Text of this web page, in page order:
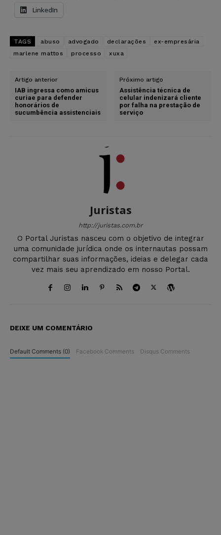
LinkedIn
TAGS abuso advogado declarações
ex-empresária
marlene mattos
processo xuxa
Artigo anterior
IAB ingressa como amicus
curiae para defender
honorários de
sucumbência assistenciais
Próximo artigo
Assistência técnica de
celular indenizará cliente
por falha na prestação de
serviço
Juristas
http://juristas.com.br
O Portal Juristas nasceu com o objetivo de integrar
uma comunidade jurídica onde os internautas possam
compartilhar suas informações, ideias e delegar cada
vez mais seu aprendizado em nosso Portal.
DEIXE UM COMENTÁRIO
Default Comments (0) Facebook Comments Disqus Comments